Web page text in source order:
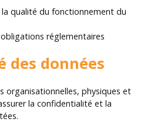
qualité du fonctionnement du
réglementaires
des données
organisationnelles, physiques et
la confidentialité et la